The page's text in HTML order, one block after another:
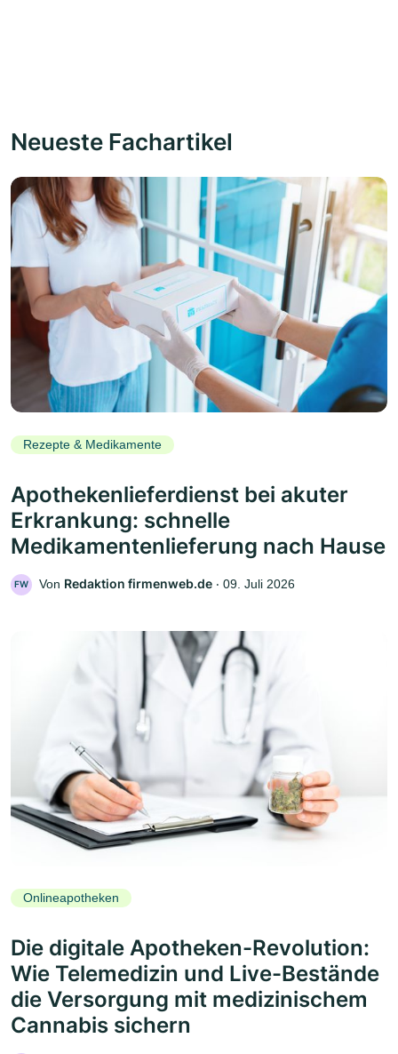
Neueste Fachartikel
Rezepte & Medikamente
Apothekenlieferdienst bei akuter
Erkrankung: schnelle
Medikamentenlieferung nach Hause
FW Von Redaktion firmenweb.de ‧ 09. Juli 2026
Onlineapotheken
Die digitale Apotheken-Revolution:
Wie Telemedizin und Live-Bestände
die Versorgung mit medizinischem
Cannabis sichern